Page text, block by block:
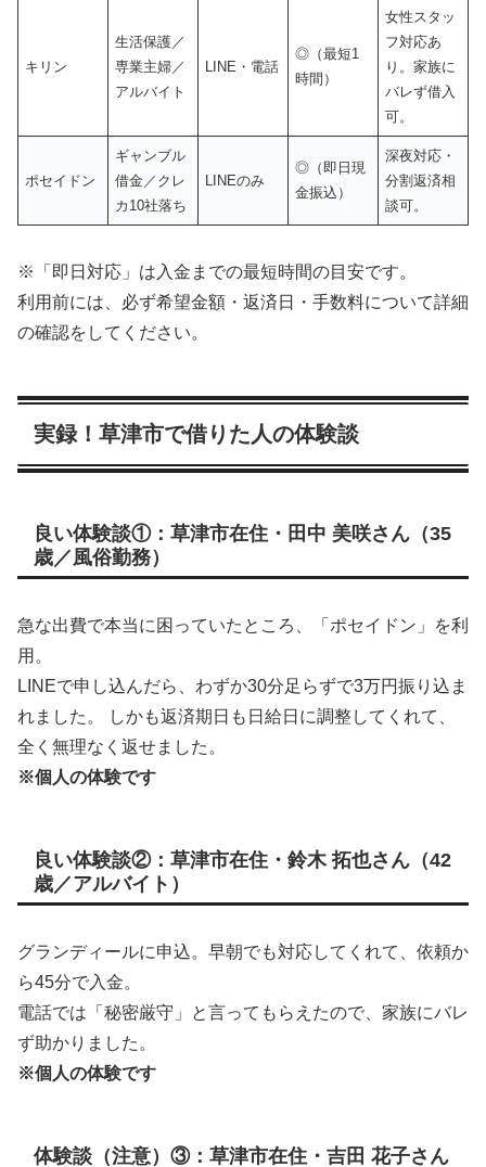
キリン
生活保護／
専業主婦／
アルバイト
LINE・電話
◎（最短1
時間）
女性スタッ
フ対応あ
り。家族に
バレず借入
可。
ポセイドン
ギャンブル
借金／クレ
カ10社落ち
LINEのみ
◎（即日現
金振込）
深夜対応・
分割返済相
談可。
※「即日対応」は入金までの最短時間の目安です。
利用前には、必ず希望金額・返済日・手数料について詳細
の確認をしてください。
実録！草津市で借りた人の体験談
良い体験談①：草津市在住・田中 美咲さん（35
歳／風俗勤務）
急な出費で本当に困っていたところ、「ポセイドン」を利
用。
LINEで申し込んだら、わずか30分足らずで3万円振り込ま
れました。 しかも返済期日も日給日に調整してくれて、
全く無理なく返せました。
※個人の体験です
良い体験談②：草津市在住・鈴木 拓也さん（42
歳／アルバイト）
グランディールに申込。早朝でも対応してくれて、依頼か
ら45分で入金。
電話では「秘密厳守」と言ってもらえたので、家族にバレ
ず助かりました。
※個人の体験です
体験談（注意）③：草津市在住・吉田 花子さん